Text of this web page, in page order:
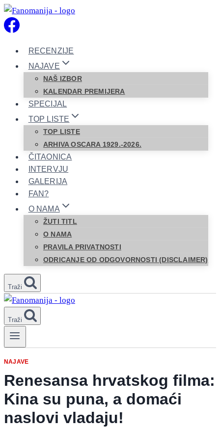
Skip
to
RECENZIJE
NAJAVE
NAŠ IZBOR
KALENDAR PREMIJERA
SPECIJAL
TOP LISTE
TOP LISTE
ARHIVA OSCARA 1929.-2026.
ČITAONICA
INTERVJU
GALERIJA
FAN?
O NAMA
ŽUTI TITL
O NAMA
PRAVILA PRIVATNOSTI
ODRICANJE OD ODGOVORNOSTI (DISCLAIMER)
Traži
Traži
NAJAVE
Renesansa hrvatskog filma:
Kina su puna, a domaći
naslovi vladaju!